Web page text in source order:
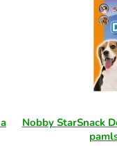
Nobby StarSnack